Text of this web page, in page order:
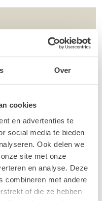
Over
cookies
en advertenties te
social media te bieden
Ook delen we
site met onze
en analyse. Deze
combineren met andere
of die ze hebben
wegwijzer paal en wijs
voor bijvoorbeeld een
heen moet lopen, of
gebouwen.
de teksten er in het
mee met de pijlen.
event? Dan kun je
zwarte ofblankelook.
en schroef de